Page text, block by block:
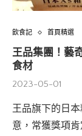
飲食記 首頁精選
王品集團！藝
食材
2023-05-01
王品旗下的日
意，常獲獎項